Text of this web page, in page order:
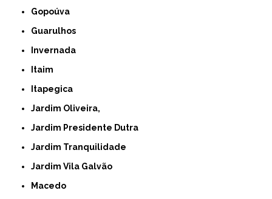
Gopoúva
Guarulhos
Invernada
Itaim
Itapegica
Jardim Oliveira,
Jardim Presidente Dutra
Jardim Tranquilidade
Jardim Vila Galvão
Macedo